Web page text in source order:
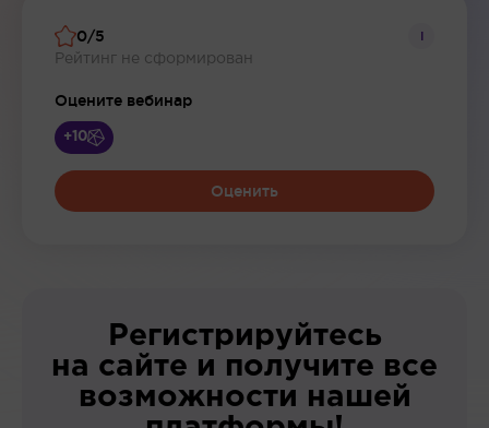
0/5
Рейтинг не сформирован
i
Оцените вебинар
+10
Оценить
Регистрируйтесь
на сайте и получите все
возможности нашей